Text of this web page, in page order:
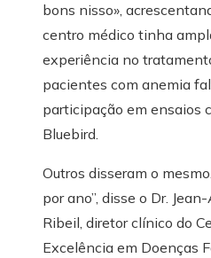
bons nisso»,
centro médico tinha
experiência no
pacientes com anemia
participação em ensaios
Bluebird.
Outros disseram o
por ano”, disse o Dr.
Ribeil, diretor clínico do
Excelência em Doenças